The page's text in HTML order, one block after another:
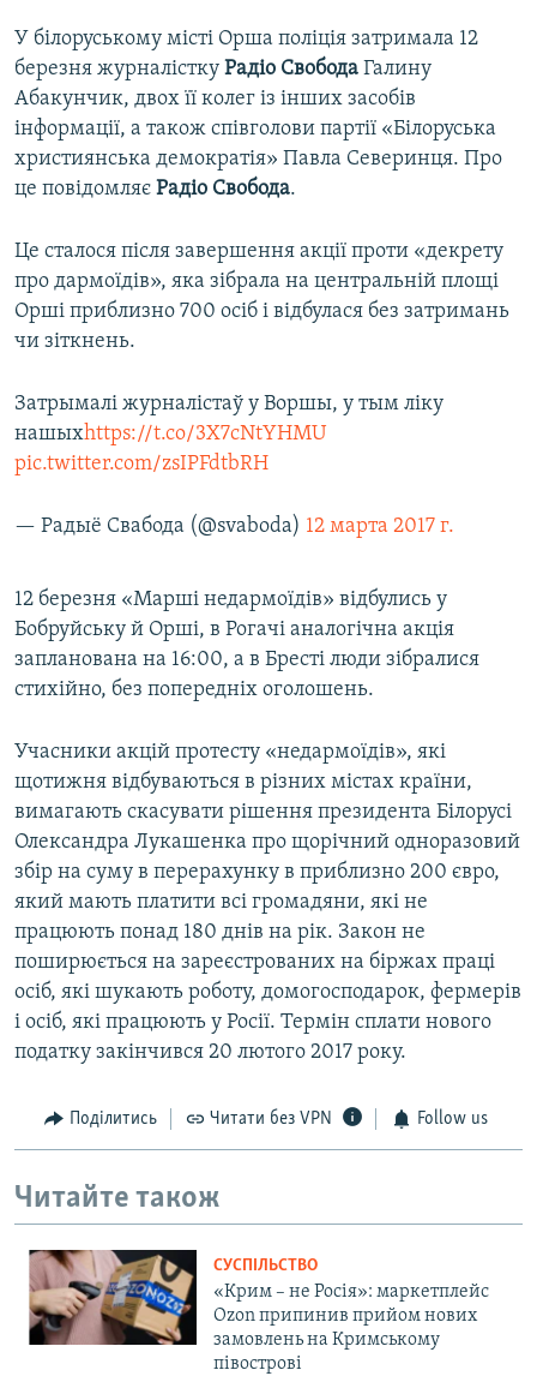
У білоруському місті Орша поліція затримала 12
березня журналістку Радіо Свобода Галину
Абакунчик, двох її колег із інших засобів
інформації, а також співголови партії «Білоруська
християнська демократія» Павла Северинця. Про
це повідомляє Радіо Свобода.
Це сталося після завершення акції проти «декрету
про дармоїдів», яка зібрала на центральній площі
Орші приблизно 700 осіб і відбулася без затримань
чи зіткнень.
Затрымалі журналістаў у Воршы, у тым ліку
нашыхhttps://t.co/3X7cNtYHMU
pic.twitter.com/zsIPFdtbRH
— Радыё Свабода (@svaboda) 12 марта 2017 г.
12 березня «Марші недармоїдів» відбулись у
Бобруйську й Орші, в Рогачі аналогічна акція
запланована на 16:00, а в Бресті люди зібралися
стихійно, без попередніх оголошень.
Учасники акцій протесту «недармоїдів», які
щотижня відбуваються в різних містах країни,
вимагають скасувати рішення президента Білорусі
Олександра Лукашенка про щорічний одноразовий
збір на суму в перерахунку в приблизно 200 євро,
який мають платити всі громадяни, які не
працюють понад 180 днів на рік. Закон не
поширюється на зареєстрованих на біржах праці
осіб, які шукають роботу, домогосподарок, фермерів
і осіб, які працюють у Росії. Термін сплати нового
податку закінчився 20 лютого 2017 року.
Поділитись Читати без VPN Follow us
Читайте також
СУСПІЛЬСТВО
«Крим – не Росія»: маркетплейс
Ozon припинив прийом нових
замовлень на Кримському
півострові